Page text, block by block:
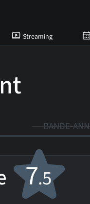
Streaming
BANDE-
7.5